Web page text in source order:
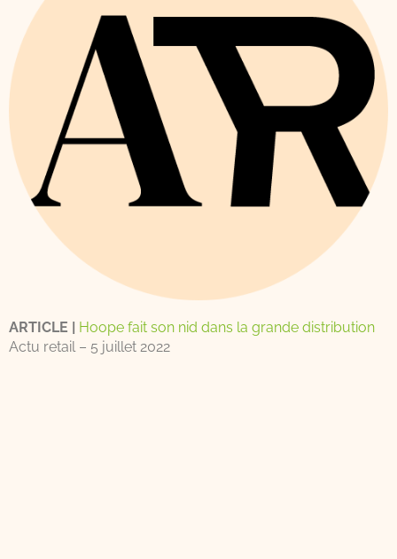
ARTICLE | Hoope fait son nid dans la grande distribution
Actu retail – 5 juillet 2022